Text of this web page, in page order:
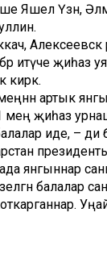
Яшел Үзән,
Алексеевск
итүче җиһаз
артык
җиһаз
иде, – ди
янгыннар